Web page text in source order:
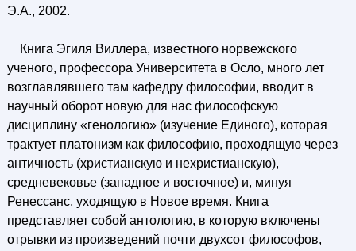
Э.А., 2002.
Книга Эгиля Виллера, известного норвежского
ученого, профессора Университета в Осло, много лет
возглавлявшего там кафедру философии, вводит в
научный оборот новую для нас философскую
дисциплину «генологию» (изучение Единого), которая
трактует платонизм как философию, проходящую через
античность (христианскую и нехристианскую),
средневековье (западное и восточное) и, минуя
Ренессанс, уходящую в Новое время. Книга
представляет собой антологию, в которую включены
отрывки из произведений почти двухсот философов,